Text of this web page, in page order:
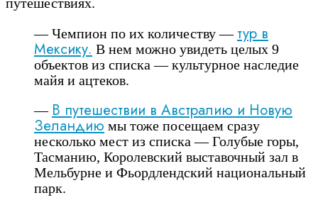
— Чемпион по их количеству — тур в
Мексику. В нем можно увидеть целых 9
объектов из списка — культурное наследие
майя и ацтеков.
— В путешествии в Австралию и Новую
Зеландию мы тоже посещаем сразу
несколько мест из списка — Голубые горы,
Тасманию, Королевский выставочный зал в
Мельбурне и Фьордлендский национальный
парк.